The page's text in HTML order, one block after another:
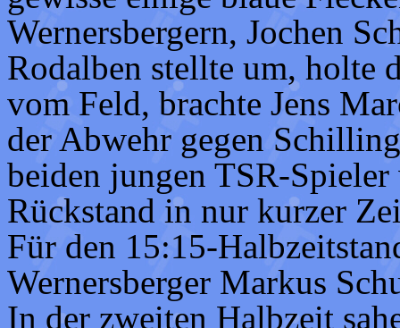
Wernersbergern, Jochen
Rodalben stellte um, holte
vom Feld, brachte Jens
der Abwehr gegen
beiden jungen TSR-
Rückstand in nur kurzer
Für den 15:15-
Wernersberger Markus
In der zweiten Halbzeit